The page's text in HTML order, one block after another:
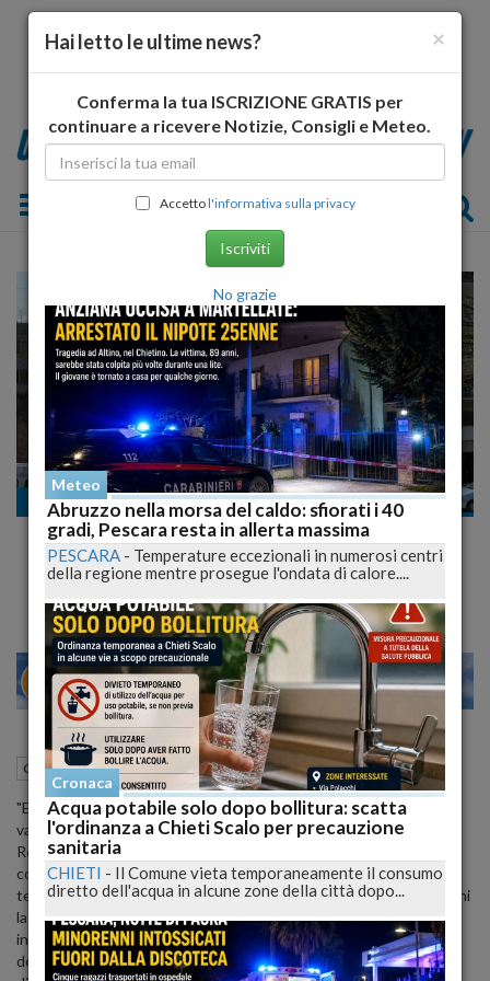
Toggle navigation
Cronaca
Inchiesta sui crolli, a fine mese una svolta
Il procuratore Rossini a lavoro sulle macerie
MILANO 24 28
Cronaca L'Aquila (AQ) 07 Settembre 2009 20:56
"Entro settembre si perverra' ai primi risultati che avranno una
valenza processuale". Lo ha detto oggi il Procuratore della
Repubblica presso il Tribunale dell'Aquila, Alfredo Rossini che sta
coordinando l'attivita' di indagine sui crolli del 6 aprile, causati dal
terremoto. Il magistrato, che ha sottolineato come "in questi giorni
la Procura sta raccogliendo parecchio materiale utile ai fini
investigativi", ha detto anche che i rilievi alla Casa dello studente,
dove sono morti otto giovani, non sono affatto terminati. Si tratta
×
Hai letto le ultime news?
Conferma la tua ISCRIZIONE GRATIS per
continuare a ricevere Notizie, Consigli e Meteo.
Accettol'informativa sulla privacy
Iscriviti
No grazie
Meteo
Abruzzo nella morsa del caldo: sfiorati i 40
gradi, Pescara resta in allerta massima
PESCARA - Temperature eccezionali in numerosi centri
della regione mentre prosegue l'ondata di calore....
Cronaca
Acqua potabile solo dopo bollitura: scatta
l'ordinanza a Chieti Scalo per precauzione
sanitaria
CHIETI - Il Comune vieta temporaneamente il consumo
diretto dell'acqua in alcune zone della città dopo...